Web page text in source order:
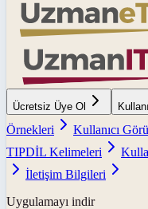
Ücretsiz Üye Ol
Örnekleri
Kullanıcı
TIPDİL Kelimeleri
İletişim Bilgileri
Uygulamayı indir